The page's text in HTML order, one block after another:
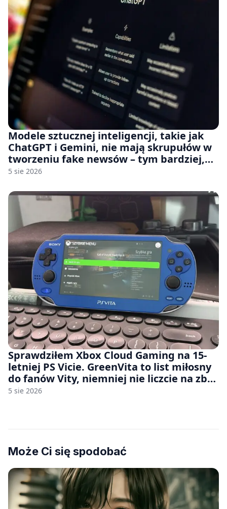
Modele sztucznej inteligencji, takie jak
ChatGPT i Gemini, nie mają skrupułów w
tworzeniu fake newsów – tym bardziej,
jeśli rozmawiasz z nimi po polsku
5 sie 2026
Sprawdziłem Xbox Cloud Gaming na 15-
letniej PS Vicie. GreenVita to list miłosny
do fanów Vity, niemniej nie liczcie na zbyt
wiele [FELIETON]
5 sie 2026
Może Ci się spodobać